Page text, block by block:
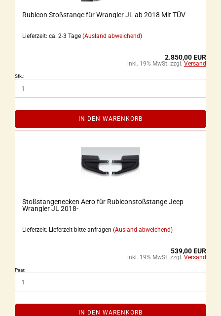
Rubicon Stoßstange für Wrangler JL ab 2018 Mit TÜV
Lieferzeit: ca. 2-3 Tage (Ausland abweichend)
2.850,00 EUR
inkl. 19% MwSt. zzgl. Versand
Stk.:
IN DEN WARENKORB
Stoßstangenecken Aero für Rubiconstoßstange Jeep
Wrangler JL 2018-
Lieferzeit: Lieferzeit bitte anfragen (Ausland abweichend)
539,00 EUR
inkl. 19% MwSt. zzgl. Versand
Paar:
IN DEN WARENKORB